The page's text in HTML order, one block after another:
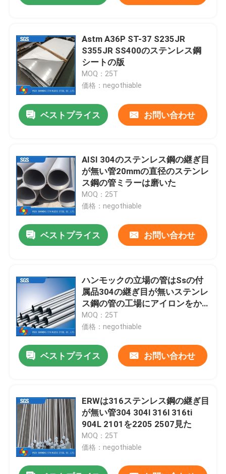
Astm A36P ST-37 S235JR
S355JR SS400のステンレス鋼
シートの版
MOQ：25T
価格：negothiable
ベストプライス お問い合わせ
AISI 304のステンレス鋼の継ぎ目
が無い管20mmの直径のステンレ
ス鋼の管ミラーは磨いた
MOQ：25T
価格：negothiable
ベストプライス お問い合わせ
ハンモックの立場の管はSsの付
属品304の継ぎ目が無いステンレ
ス鋼の管の工場にアイロンをか
ける
MOQ：25T
価格：negothiable
ベストプライス お問い合わせ
ERWは316ステンレス鋼の継ぎ目
が無い管304 304l 316l 316ti
904L 2101を2205 2507見た
MOQ：25T
価格：negothiable